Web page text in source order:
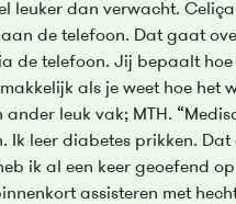
leuker dan verwacht.
de telefoon. Dat gaat
de telefoon. Jij bepaalt
als je weet hoe het
ander leuk vak; MTH.
Ik leer diabetes prikken. Dat
ik al een keer geoefend op
assisteren met